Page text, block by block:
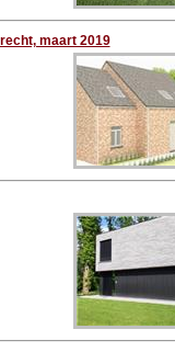
maart 2019